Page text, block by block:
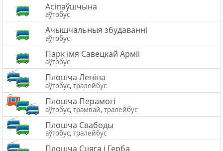
Асіпаўшчына
аўтобус
Ачышчальныя збудаванні
аўтобус
Парк імя Савецкай Арміі
аўтобус
Плошча Леніна
аўтобус, тралейбус
Плошча Перамогі
аўтобус, трамвай, тралейбус
Плошча Свабоды
аўтобус, тралейбус
Плошча Сцяга i Герба